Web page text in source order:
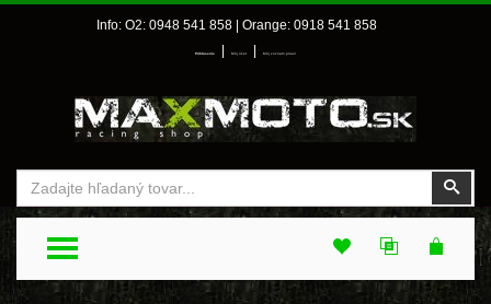
Info: O2: 0948 541 858 | Orange: 0918 541 858
Prihlásenie Môj účet Môj zoznam prianí
TOGGLE MENU